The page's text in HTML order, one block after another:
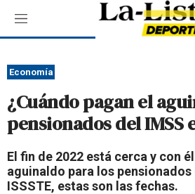
M
e
ú
Economía
¿Cuándo pagan el
pensionados del IMSS e
El fin de 2022 está cerca y con
aguinaldo para los pensionados
ISSSTE, estas son las fechas.